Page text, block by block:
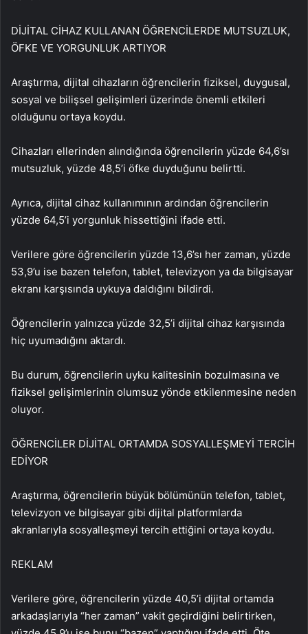
DİJİTAL CİHAZ KULLANAN ÖĞRENCİLERDE MUTSUZLUK,
ÖFKE VE YORGUNLUK ARTIYOR
Araştırma, dijital cihazların öğrencilerin fiziksel, duygusal,
sosyal ve bilişsel gelişimleri üzerinde önemli etkileri
olduğunu ortaya koydu.
Cihazları ellerinden alındığında öğrencilerin yüzde 64,6’sı
mutsuzluk, yüzde 48,5’i öfke duyduğunu belirtti.
Ayrıca, dijital cihaz kullanımının ardından öğrencilerin
yüzde 64,5’i yorgunluk hissettiğini ifade etti.
Verilere göre öğrencilerin yüzde 13,6’sı her zaman, yüzde
53,9’u ise bazen telefon, tablet, televizyon ya da bilgisayar
ekranı karşısında uykuya daldığını bildirdi.
Öğrencilerin yalnızca yüzde 32,5’i dijital cihaz karşısında
hiç uyumadığını aktardı.
Bu durum, öğrencilerin uyku kalitesinin bozulmasına ve
fiziksel gelişimlerinin olumsuz yönde etkilenmesine neden
oluyor.
ÖĞRENCİLER DİJİTAL ORTAMDA SOSYALLEŞMEYİ TERCİH
EDİYOR
Araştırma, öğrencilerin büyük bölümünün telefon, tablet,
televizyon ve bilgisayar gibi dijital platformlarda
akranlarıyla sosyalleşmeyi tercih ettiğini ortaya koydu.
REKLAM
Verilere göre, öğrencilerin yüzde 40,5’i dijital ortamda
arkadaşlarıyla “her zaman” vakit geçirdiğini belirtirken,